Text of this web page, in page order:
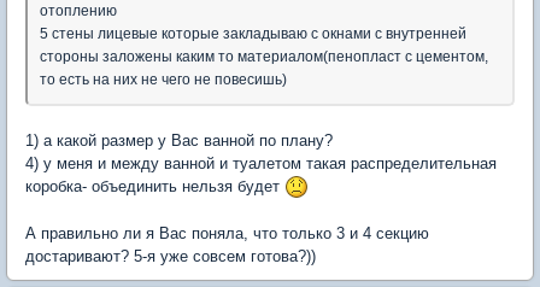
отоплению
5 стены лицевые которые закладываю с окнами с внутренней
стороны заложены каким то материалом(пенопласт с цементом,
то есть на них не чего не повесишь)
1) а какой размер у Вас ванной по плану?
4) у меня и между ванной и туалетом такая распределительная
коробка- объединить нельзя будет
А правильно ли я Вас поняла, что только 3 и 4 секцию
достаривают? 5-я уже совсем готова?))